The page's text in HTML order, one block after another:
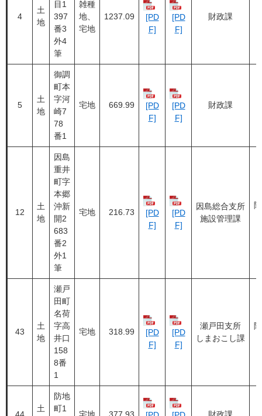
4
土
地
目1
397
番3
外4
筆
雑種
地、
宅地
1237.09
[PD
F]
[PD
F]
財政課
5
土
地
御調
町本
字河
崎7
78
番1
宅地 669.99
[PD
F]
[PD
F]
財政課
12
土
地
因島
重井
町字
本郷
沖新
開2
683
番2
外1
筆
宅地 216.73
[PD
F]
[PD
F]
因島総合支所
施設管理課
43
土
地
瀬戸
田町
名荷
字高
井口
158
8番
1
宅地 318.99
[PD
F]
[PD
F]
瀬戸田支所
しまおこし課
土
防地
町1